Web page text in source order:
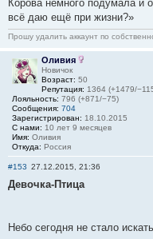
Корова немного подумала и
всё даю ещё при жизни?»
Прошу удалить аккаунт по
Оливия
Новичок
Возраст: 50
Репутация: 1364 (+1479/
Лояльность: 796 (+871/−75)
Сообщения: 704
Зарегистрирован: 18.10.2015
С нами: 10 лет 9 месяцев
Имя: Оливия
Откуда: Россия
#153 27.12.2015, 21:36
Девочка-Птица
Небо сегодня не стало